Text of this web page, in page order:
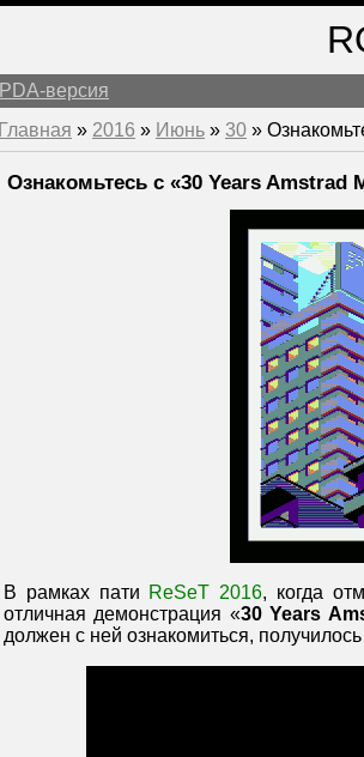
PDA-версия
Главная » 2016 » Июнь » 30 »
Ознакомьтесь с «30 Years Amstrad
В рамках пати ReSeT 2016, когда
отличная демонстрация «30 Years
должен с ней ознакомиться,